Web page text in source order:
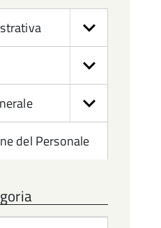
del Personale